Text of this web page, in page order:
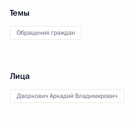
Темы
Обращения граждан
Лица
Дворкович Аркадий Владимирович